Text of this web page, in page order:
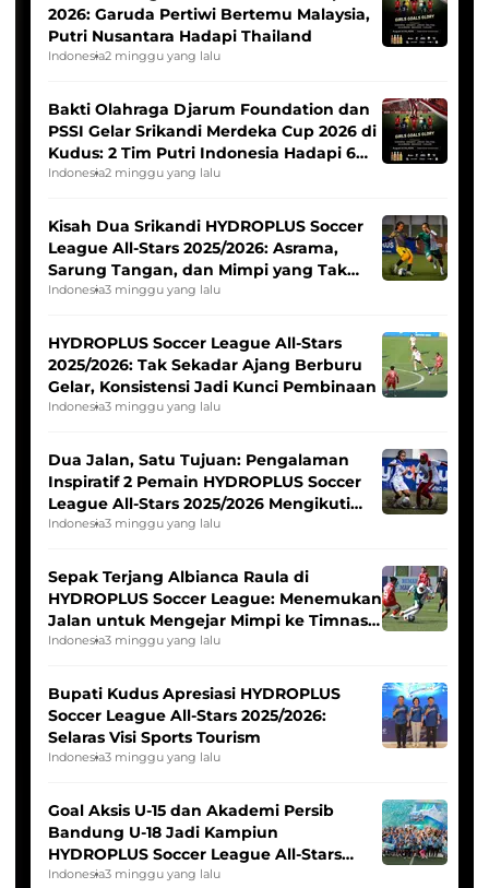
2026: Garuda Pertiwi Bertemu Malaysia,
Putri Nusantara Hadapi Thailand
Indonesia2 minggu yang lalu
Bakti Olahraga Djarum Foundation dan
PSSI Gelar Srikandi Merdeka Cup 2026 di
Kudus: 2 Tim Putri Indonesia Hadapi 6
Tim Asia
Indonesia2 minggu yang lalu
Kisah Dua Srikandi HYDROPLUS Soccer
League All-Stars 2025/2026: Asrama,
Sarung Tangan, dan Mimpi yang Tak
Pernah Padam
Indonesia3 minggu yang lalu
HYDROPLUS Soccer League All-Stars
2025/2026: Tak Sekadar Ajang Berburu
Gelar, Konsistensi Jadi Kunci Pembinaan
Indonesia3 minggu yang lalu
Dua Jalan, Satu Tujuan: Pengalaman
Inspiratif 2 Pemain HYDROPLUS Soccer
League All-Stars 2025/2026 Mengikuti
Seleksi Timnas Indonesia Putri
Indonesia3 minggu yang lalu
Sepak Terjang Albianca Raula di
HYDROPLUS Soccer League: Menemukan
Jalan untuk Mengejar Mimpi ke Timnas
Indonesia Putri
Indonesia3 minggu yang lalu
Bupati Kudus Apresiasi HYDROPLUS
Soccer League All-Stars 2025/2026:
Selaras Visi Sports Tourism
Indonesia3 minggu yang lalu
Goal Aksis U-15 dan Akademi Persib
Bandung U-18 Jadi Kampiun
HYDROPLUS Soccer League All-Stars
2025/2026
Indonesia3 minggu yang lalu